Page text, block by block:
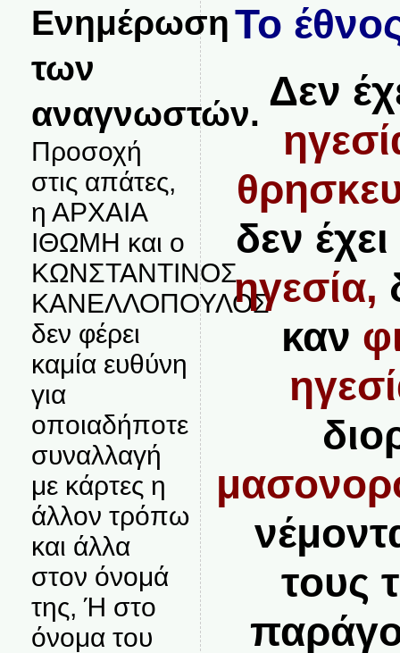
Ενημέρωση
των
αναγνωστών.
Προσοχή
στις απάτες,
η ΑΡΧΑΙΑ
ΙΘΩΜΗ και ο
ΚΩΝΣΤΑΝΤΙΝΟΣ
ΚΑΝΕΛΛΟΠΟΥΛΟΣ
δεν φέρει
καμία ευθύνη
για
οποιαδήποτε
συναλλαγή
με κάρτες η
άλλον τρόπω
και άλλα
στον όνομά
της, Ή στο
όνομα του
Το
Δεν
δεν έχει
ηγεσία,
καν
τους